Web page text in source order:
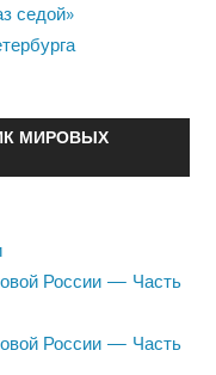
седой»
МИРОВЫХ
России — Часть
России — Часть